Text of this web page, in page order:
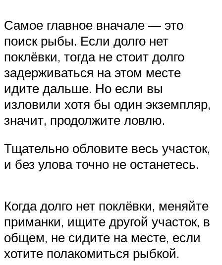
Самое главное вначале — это
поиск рыбы. Если долго нет
поклёвки, тогда не стоит долго
задерживаться на этом месте
идите дальше. Но если вы
изловили хотя бы один экземпляр,
значит, продолжите ловлю.
Тщательно обловите весь участок,
и без улова точно не останетесь.
Когда долго нет поклёвки, меняйте
приманки, ищите другой участок, в
общем, не сидите на месте, если
хотите полакомиться рыбкой.